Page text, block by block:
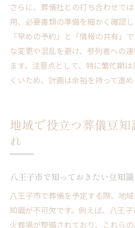
さらに、葬儀社との打ち合わせで
用、必要書類の準備を細かく確認
「早めの予約」と「情報の共有」
な変更や混乱を避け、参列者への
ます。注意点として、特に繁忙期
くいため、計画は余裕を持って進め
地域で役立つ葬儀豆
れ
八王子市で知っておきたい豆知識
八王子市で葬儀を予定する際、地
知識が不可欠です。例えば、八王
火葬場が整備されており、これら